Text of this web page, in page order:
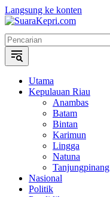
Langsung ke konten
Utama
Kepulauan Riau
Anambas
Batam
Bintan
Karimun
Lingga
Natuna
Tanjungpinang
Nasional
Politik